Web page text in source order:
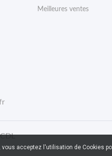
Meilleures ventes
vous acceptez l'utilisation de